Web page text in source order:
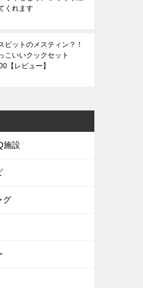
くれます
ビットのメスティン？！
こいいクックセット
【レビュー】
施設
グ